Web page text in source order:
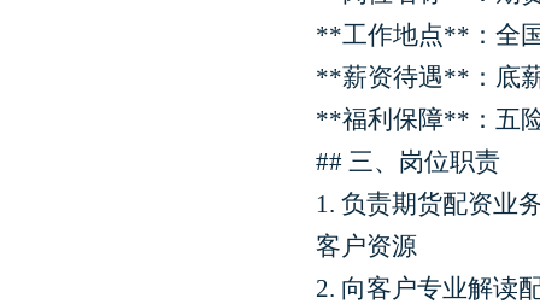
**工作地点**：全
**薪资待遇**：底
**福利保障**：五
## 三、岗位职责
1. 负责期货配资业
客户资源
2. 向客户专业解读